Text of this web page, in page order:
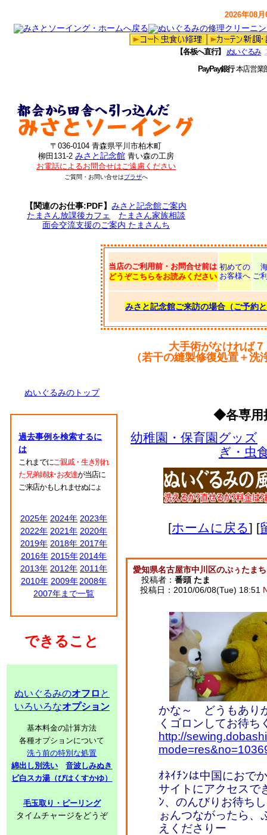
2026年08
【各板へ直行】 ぬいぐるみ
PayPay銀行本店営
〒036-0104 青森県平川市柏木町
柳田131-2 みさと記念館 青い森の工房
お電話によるお問合せはご遠慮ください
ご質問・お問い合せはプラザへ
【関連のお仕事:PDF】みさと記念館ご案内
たまさん放課後カフェ
たまさん家族相談
面会交流支援のご案内 たまさんち
当店のご利用前・お問合せ前は
どうぞこちらをお読みください
初めての
お客様へ ご
みさと記念館ご来訪の場合（ご予約
大手術がなければ
（若干の縫製修復処置＋
ぬいぐるみのトップ
過去事例を検索するに
は
これまでにご親戚・生き別れ
た兄弟姉妹･お友達が当店に
ご来店かもしれませぬにょ
2025年 2024年 2023年
2022年 2021年 2020年
2019年 2018年 2017年
2016年 2015年 2014年
2013年 2012年 2011年
2010年 2009年 2008年
2007年まで一覧
できること
ぬいぐるみのオフロ と
いろいろなオプション
基本料金の計算方法
各種オプションについて
洗う前の特別な処置
綿出し別洗い
音波しみぬき
ビ白スカ湯（びはくすかゆ）
毛玉取り・ピーリング
タイムチャージをどうぞ
◆各専用
幼稚園・保育園グッズ
ぎ・虫
[ホームに戻る] [
愛知県名古屋市中川区のぷぅたま
投稿者： 番頭 たま
投稿日：2010/06/08(Tue) 18:51
かな～ どうもあり
くゴロンしてお待ち
http://
ｵﾈｲﾁﾝは中国におで
サイトにアクセス
ﾝ、のんびりお待ち
ぉんつながったら、
えくださりー